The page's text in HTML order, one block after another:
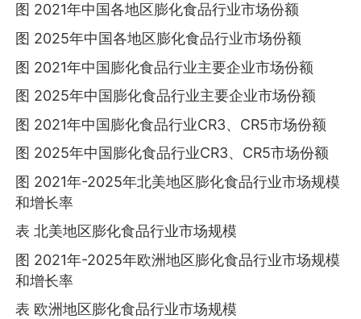
图 2021年中国各地区膨化食品行业市场份额
图 2025年中国各地区膨化食品行业市场份额
图 2021年中国膨化食品行业主要企业市场份额
图 2025年中国膨化食品行业主要企业市场份额
图 2021年中国膨化食品行业CR3、CR5市场份额
图 2025年中国膨化食品行业CR3、CR5市场份额
图 2021年-2025年北美地区膨化食品行业市场规模
和增长率
表 北美地区膨化食品行业市场规模
图 2021年-2025年欧洲地区膨化食品行业市场规模
和增长率
表 欧洲地区膨化食品行业市场规模